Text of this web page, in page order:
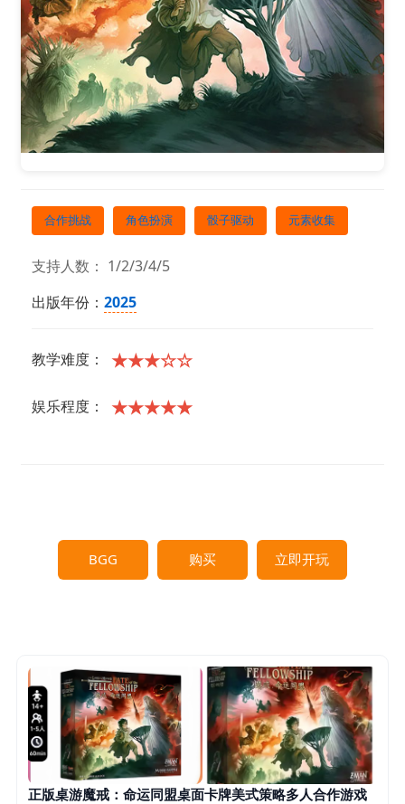
合作挑战 角色扮演 骰子驱动 元素收集
支持人数： 1/2/3/4/5
出版年份： 2025
教学难度： ★★★☆☆
娱乐程度： ★★★★★
BGG 购买 立即开玩
正版桌游魔戒：命运同盟桌面卡牌美式策略多人合作游戏